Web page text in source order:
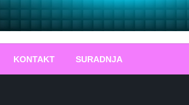
KONTAKT SURADNJA